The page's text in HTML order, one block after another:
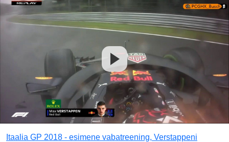
Itaalia GP 2018 - esimene vabatreening, Verstappeni